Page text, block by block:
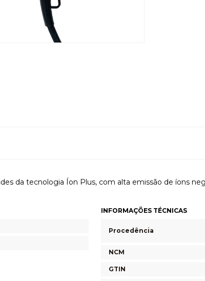
da tecnologia Íon Plus, com alta emissão de íons
INFORMAÇÕES TÉCNICAS
Procedência
NCM
GTIN